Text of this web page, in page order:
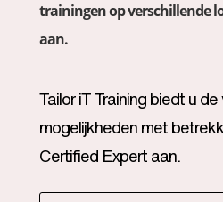
trainingen op verschillende
aan.
Tailor iT Training biedt u
mogelijkheden met
Certified Expert aan.